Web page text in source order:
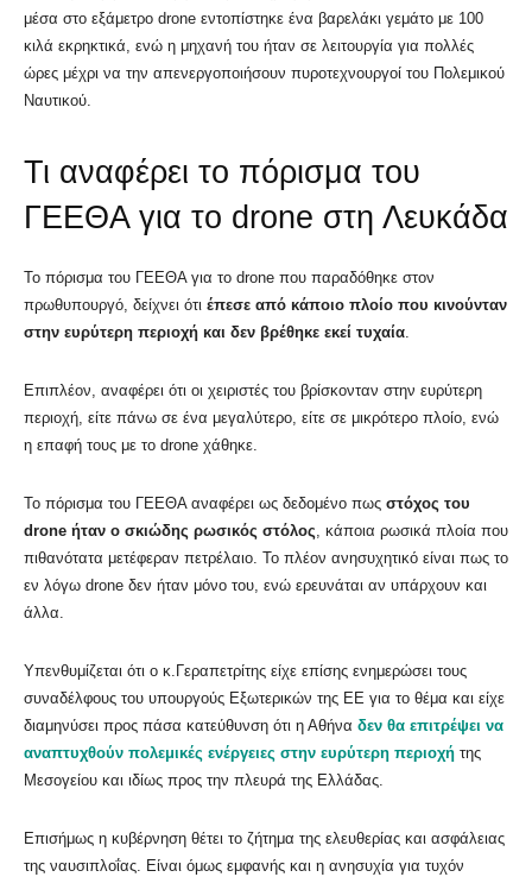
μέσα στο εξάμετρο drone εντοπίστηκε ένα βαρελάκι γεμάτο με 100
κιλά εκρηκτικά, ενώ η μηχανή του ήταν σε λειτουργία για πολλές
ώρες μέχρι να την απενεργοποιήσουν πυροτεχνουργοί του Πολεμικού
Ναυτικού.
Τι αναφέρει το πόρισμα του
ΓΕΕΘΑ για τo drone στη Λευκάδα
Το πόρισμα του ΓΕΕΘΑ για το drone που παραδόθηκε στον
πρωθυπουργό, δείχνει ότι έπεσε από κάποιο πλοίο που κινούνταν
στην ευρύτερη περιοχή και δεν βρέθηκε εκεί τυχαία.
Επιπλέον, αναφέρει ότι οι χειριστές του βρίσκονταν στην ευρύτερη
περιοχή, είτε πάνω σε ένα μεγαλύτερο, είτε σε μικρότερο πλοίο, ενώ
η επαφή τους με το drone χάθηκε.
Το πόρισμα του ΓΕΕΘΑ αναφέρει ως δεδομένο πως στόχος του
drone ήταν ο σκιώδης ρωσικός στόλος, κάποια ρωσικά πλοία που
πιθανότατα μετέφεραν πετρέλαιο. Το πλέον ανησυχητικό είναι πως το
εν λόγω drone δεν ήταν μόνο του, ενώ ερευνάται αν υπάρχουν και
άλλα.
Υπενθυμίζεται ότι ο κ.Γεραπετρίτης είχε επίσης ενημερώσει τους
συναδέλφους του υπουργούς Εξωτερικών της ΕΕ για το θέμα και είχε
διαμηνύσει προς πάσα κατεύθυνση ότι η Αθήνα δεν θα επιτρέψει να
αναπτυχθούν πολεμικές ενέργειες στην ευρύτερη περιοχή της
Μεσογείου και ιδίως προς την πλευρά της Ελλάδας.
Επισήμως η κυβέρνηση θέτει το ζήτημα της ελευθερίας και ασφάλειας
της ναυσιπλοΐας. Είναι όμως εμφανής και η ανησυχία για τυχόν